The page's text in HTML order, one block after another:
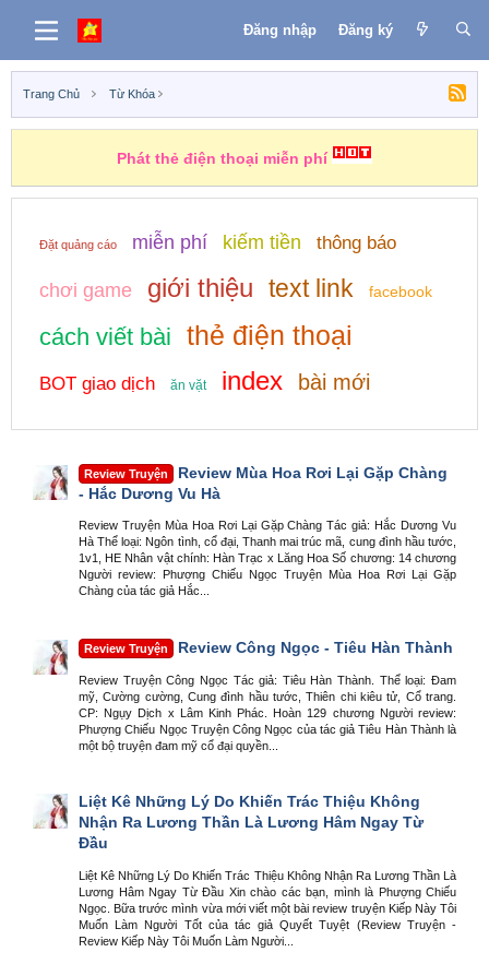
Đăng nhập Đăng ký
Trang Chủ Từ Khóa
Phát thẻ điện thoại miễn phí
Đặt quảng cáo miễn phí kiếm tiền thông báo
chơi game giới thiệu text link facebook
cách viết bài thẻ điện thoại
BOT giao dịch ăn vặt index bài mới
Review Truyện
Review Mùa Hoa Rơi Lại Gặp Chàng
- Hắc Dương Vu Hà
Review Truyện Mùa Hoa Rơi Lại Gặp Chàng Tác giả: Hắc Dương Vu
Hà Thể loại: Ngôn tình, cổ đại, Thanh mai trúc mã, cung đình hầu tước,
1v1, HE Nhân vật chính: Hàn Trạc x Lăng Hoa Số chương: 14 chương
Người review: Phượng Chiếu Ngọc Truyện Mùa Hoa Rơi Lại Gặp
Chàng của tác giả Hắc...
Review Truyện Review Công Ngọc - Tiêu Hàn Thành
Review Truyện Công Ngọc Tác giả: Tiêu Hàn Thành. Thể loại: Đam
mỹ, Cường cường, Cung đình hầu tước, Thiên chi kiêu tử, Cổ trang.
CP: Ngụy Dịch x Lâm Kinh Phác. Hoàn 129 chương Người review:
Phượng Chiếu Ngọc Truyện Công Ngọc của tác giả Tiêu Hàn Thành là
một bộ truyện đam mỹ cổ đại quyền...
Liệt Kê Những Lý Do Khiến Trác Thiệu Không
Nhận Ra Lương Thần Là Lương Hâm Ngay Từ
Đầu
Liệt Kê Những Lý Do Khiến Trác Thiệu Không Nhận Ra Lương Thần Là
Lương Hâm Ngay Từ Đầu Xin chào các bạn, mình là Phượng Chiếu
Ngọc. Bữa trước mình vừa mới viết một bài review truyện Kiếp Này Tôi
Muốn Làm Người Tốt của tác giả Quyết Tuyệt (Review Truyện -
Review Kiếp Này Tôi Muốn Làm Người...